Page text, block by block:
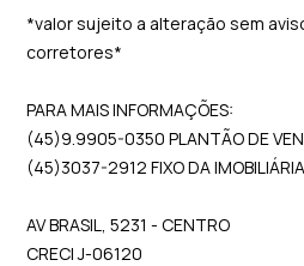
*valor sujeito a alteração sem
corretores*
PARA MAIS INFORMAÇÕES:
(45)9.9905-0350 PLANTÃO DE
(45)3037-2912 FIXO DA IMOBILIÁRIA
AV BRASIL, 5231 - CENTRO
CRECI J-06120